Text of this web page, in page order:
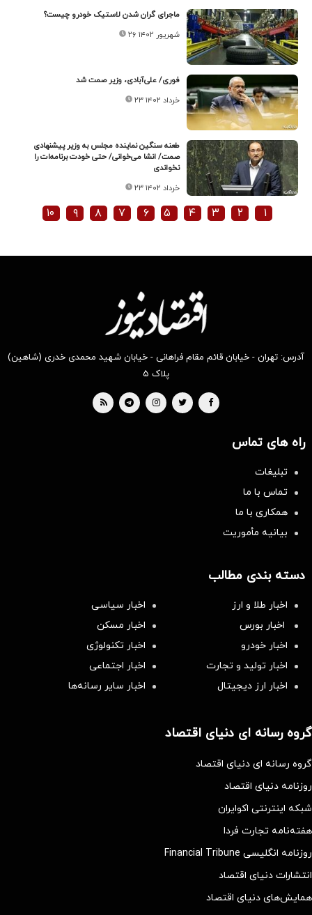
ماجرای گران شدن لاستیک خودرو چیست؟
۲۶ شهریور ۱۴۰۲
فوری/ علی‌آبادی، وزیر صمت شد
۲۳ خرداد ۱۴۰۲
طعنه سنگین نماینده مجلس به وزیر پیشنهادی
صمت/ انشا می‌خوانی/ حتی خودت برنامه‌ات را
نخواندی
۲۳ خرداد ۱۴۰۲
۱ ۲ ۳ ۴ ۵ ۶ ۷ ۸ ۹ ۱۰
آدرس: تهران - خیابان قائم مقام فراهانی - خیابان شهید محمدی خدری (شاهین)
پلاک ۵
راه های تماس
تبلیغات
تماس با ما
همکاری با ما
بیانیه مأموریت
دسته بندی مطالب
اخبار طلا و ارز
اخبار سیاسی
اخبار بورس
اخبار مسکن
اخبار خودرو
اخبار تکنولوژی
اخبار تولید و تجارت
اخبار اجتماعی
اخبار ارز دیجیتال
اخبار سایر رسانه‌‌ها
گروه رسانه ای دنیای اقتصاد
گروه رسانه ای دنیای اقتصاد
روزنامه دنیای اقتصاد
شبکه اینترنتی اکوایران
هفته‌نامه تجارت فردا
روزنامه انگلیسی Financial Tribune
انتشارات دنیای اقتصاد
همایش‌های دنیای اقتصاد